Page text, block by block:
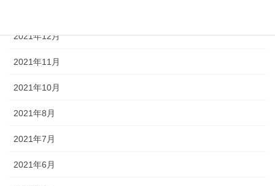
2021年12月
2021年11月
2021年10月
2021年8月
2021年7月
2021年6月